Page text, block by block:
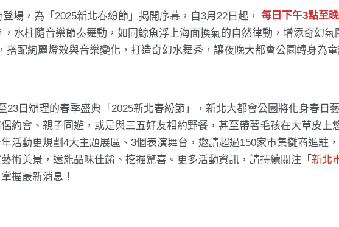
場，為「2025新北春紛節」揭開序幕，自3月22日起， 每日下午3點至
，水柱隨音樂節奏舞動，如同鯨魚浮上海面換氣的自然律動，增添奇幻氛
搭配絢麗燈效與音樂變化，打造奇幻水舞秀，讓夜晚大都會公園轉身為
23日辦理的春季盛典「2025新北春紛節」，新北大都會公園將化身春日
約會、親子同遊，或是與三五好友相約野餐，甚至帶著毛孩在大草皮上
活動更規劃4大主題展區、3個表演舞台，邀請超過150家市集攤商進駐
術美景，還能品味佳餚、挖掘驚喜。更多活動資訊，請持續關注「新北
握最新消息！